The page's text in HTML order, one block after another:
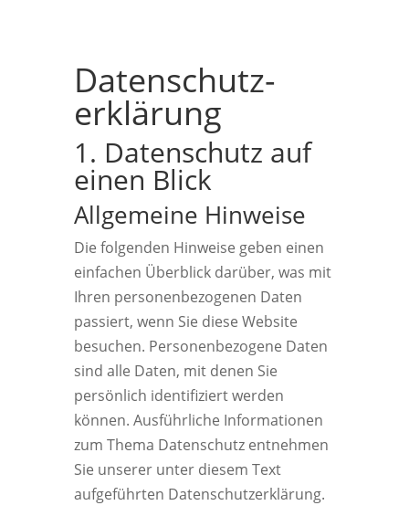
Datenschutz­
erklärung
1. Datenschutz auf
einen Blick
Allgemeine Hinweise
Die folgenden Hinweise geben einen
einfachen Überblick darüber, was mit
Ihren personenbezogenen Daten
passiert, wenn Sie diese Website
besuchen. Personenbezogene Daten
sind alle Daten, mit denen Sie
persönlich identifiziert werden
können. Ausführliche Informationen
zum Thema Datenschutz entnehmen
Sie unserer unter diesem Text
aufgeführten Datenschutzerklärung.